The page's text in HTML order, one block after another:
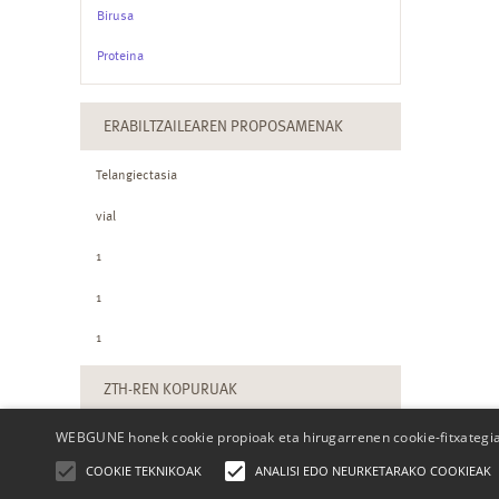
Birusa
Proteina
ERABILTZAILEAREN PROPOSAMENAK
Telangiectasia
vial
1
1
1
ZTH-REN KOPURUAK
WEBGUNE honek cookie propioak eta hirugarrenen cookie-
COOKIE TEKNIKOAK ANALISI EDO NEURKETARAKO COOKIEAK